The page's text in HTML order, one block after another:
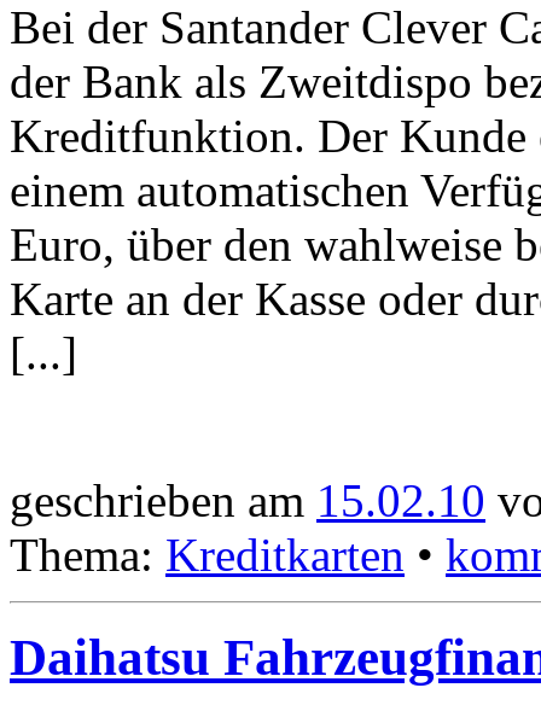
Bei der Santander Clever
der Bank als Zweitdispo
Kreditfunktion. Der Kunde
einem automatischen
Euro, über den wahlweise
Karte an der Kasse oder
[...]
geschrieben am 15.02.10
Thema: Kreditkarten •
Daihatsu